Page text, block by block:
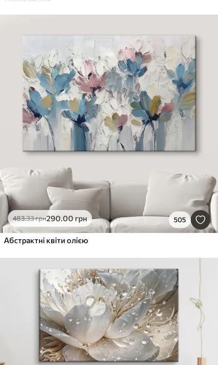
483.33грн290.00грн 505
Абстрактні квіти олією